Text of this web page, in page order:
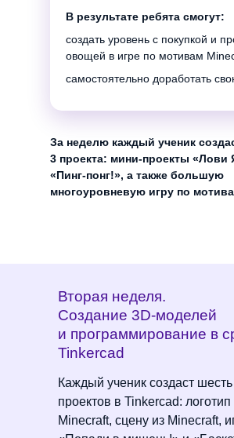
За неделю каждый ученик
3 проекта: мини-проекты «Лови
«Пинг-понг!», а также большую
многоуровневую игру по
В результате ребята смогут:
создать уровень с покупкой и
овощей в игре по мотивам
самостоятельно доработать
Каждый ученик создаст шесть
проектов в Tinkercad: логотип
Minecraft, сцену из Minecraft,
Вторая неделя.
моделей
и программирование в
Вторая неделя.
Создание 3D-моделей
и программирование в
Tinkercad
создать 3D-сцену из игры
в Tinkercad — ландшафт,
игрока, мобов.